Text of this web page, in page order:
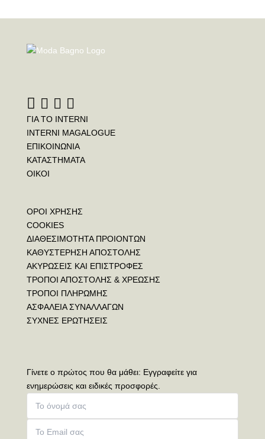
ΓΙΑ ΤΟ INTERNI
INTERNI MAGALOGUE
ΕΠΙΚΟΙΝΩΝΙΑ
ΚΑΤΑΣΤΗΜΑΤΑ
ΟΙΚΟΙ
ΟΡΟΙ ΧΡΗΣΗΣ
COOKIES
ΔΙΑΘΕΣΙΜΟΤΗΤΑ ΠΡΟΙΟΝΤΩΝ
ΚΑΘΥΣΤΕΡΗΣΗ ΑΠΟΣΤΟΛΗΣ
ΑΚΥΡΩΣΕΙΣ ΚΑΙ ΕΠΙΣΤΡΟΦΕΣ
ΤΡΟΠΟΙ ΑΠΟΣΤΟΛΗΣ & ΧΡΕΩΣΗΣ
ΤΡΟΠΟΙ ΠΛΗΡΩΜΗΣ
ΑΣΦΑΛΕΙΑ ΣΥΝΑΛΛΑΓΩΝ
ΣΥΧΝΕΣ ΕΡΩΤΗΣΕΙΣ
Γίνετε ο πρώτος που θα μάθει: Εγγραφείτε για
ενημερώσεις και ειδικές προσφορές.